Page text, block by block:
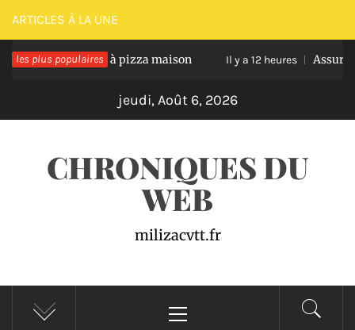
Passer
au
contenu
ARTICLES À LA UNE
les plus populaires
une pâte à pizza maison Il y a 12 heures Assurance auto
jeudi, Août 6, 2026
CHRONIQUES DU
WEB
milizacvtt.fr
principal